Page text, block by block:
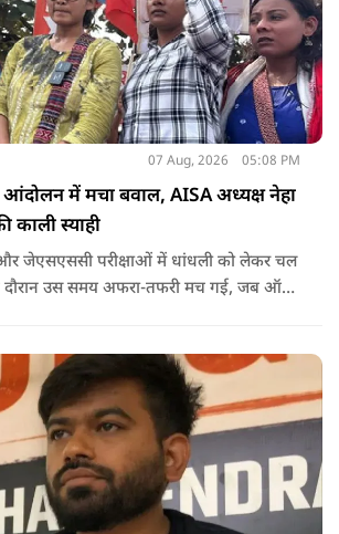
07 Aug, 2026 05:08 PM
आंदोलन में मचा बवाल, AISA अध्यक्ष नेहा
काली स्याही
जेएसएससी परीक्षाओं में धांधली को लेकर चल
दौरान उस समय अफरा-तफरी मच गई, जब ऑल